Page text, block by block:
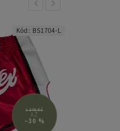
Previous
1 349 Kč
AŽ
–30 %
Kód: BS1704-L
Next